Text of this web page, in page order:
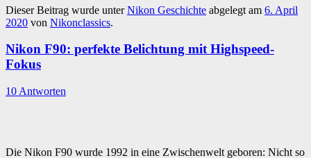
Dieser Beitrag wurde unterNikon Geschichte abgelegt am 6. April
2020 von Nikonclassics.
Nikon F90: perfekte Belichtung mit Highspeed-
Fokus
10 Antworten
Die Nikon F90 wurde 1992 in eine Zwischenwelt geboren: Nicht so